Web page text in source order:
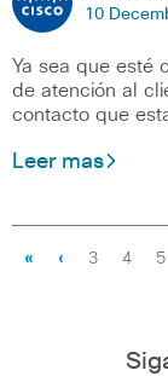
10
Ya sea que esté
de atención al
contacto que
Leer mas
« ‹ 3 4 5